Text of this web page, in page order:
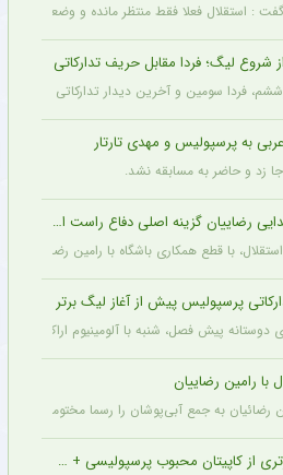
: استقلال فعلا فقط منتظر مانده و وضعیت
لیگ؛ فردا مقابل حریف تدارکاتی
فردا سومین و آخرین دیدار تدارکاتی خود را
به پرسپولیس و مهدی تارتار
زد و حاضر به مسابقه نشد.
رضاییان گزینه اصلی دفاع راست این تیم
با قطع همکاری باشگاه با رامین رضاییان،
پرسپولیس پیش از آغاز لیگ برتر
دوستانه پیش فصل، شنبه با آلومینیوم اراک دیدار
با رامین رضاییان
رضائیان به جمع آبی‌پوشان را رسما مختومه اعلام
از کاپیتان محبوب پرسپولیسی + سند